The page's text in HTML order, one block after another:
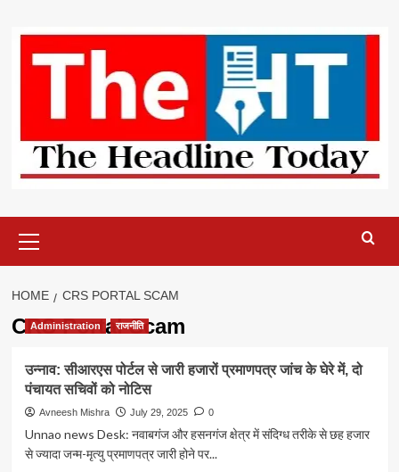
content
Menu
HOME CRS PORTAL SCAM
CRS Portal Scam
Administration राजनीति
उन्नाव: सीआरएस पोर्टल से जारी हजारों प्रमाणपत्र जांच के घेरे में, दो
पंचायत सचिवों को नोटिस
Avneesh Mishra July 29, 2025 0
Unnao news Desk: नवाबगंज और हसनगंज क्षेत्र में संदिग्ध तरीके से छह हजार
से ज्यादा जन्म-मृत्यु प्रमाणपत्र जारी होने पर...